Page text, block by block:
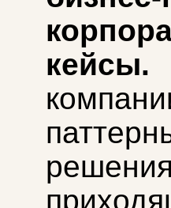
кейсы.